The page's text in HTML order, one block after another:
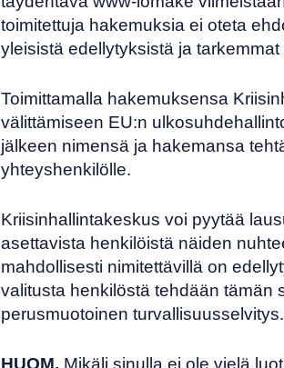
toimitettuja hakemuksia ei oteta
yleisistä edellytyksistä ja
Toimittamalla hakemuksensa
välittämiseen EU:n
jälkeen nimensä ja hakemansa
yhteyshenkilölle.
Kriisinhallintakeskus voi pyytää
asettavista henkilöistä näiden
mahdollisesti nimitettävillä on
valitusta henkilöstä tehdään tämän
perusmuotoinen turvallisuusselvitys.
HUOM. Mikäli sinulla ei ole vielä